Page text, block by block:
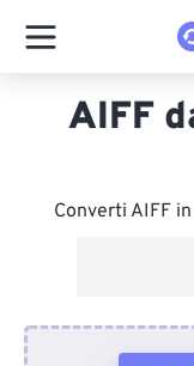
AIFF
Converti AIFF